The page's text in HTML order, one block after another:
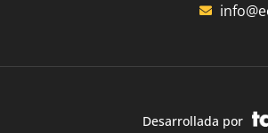
Desarrollada por